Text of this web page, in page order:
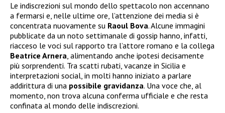
Le indiscrezioni sul mondo dello spettacolo non accennano
a fermarsi e, nelle ultime ore, l’attenzione dei media si è
concentrata nuovamente su Raoul Bova. Alcune immagini
pubblicate da un noto settimanale di gossip hanno, infatti,
riacceso le voci sul rapporto tra l’attore romano e la collega
Beatrice Arnera, alimentando anche ipotesi decisamente
più sorprendenti. Tra scatti rubati, vacanze in Sicilia e
interpretazioni social, in molti hanno iniziato a parlare
addirittura di una possibile gravidanza. Una voce che, al
momento, non trova alcuna conferma ufficiale e che resta
confinata al mondo delle indiscrezioni.